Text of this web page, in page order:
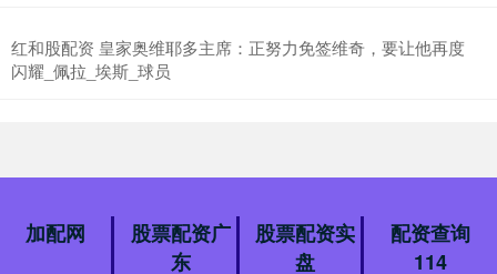
红和股配资 皇家奥维耶多主席：正努力免签维奇，要让他再度
闪耀_佩拉_埃斯_球员
加配网
股票配资广
东
股票配资实
盘
配资查询
114